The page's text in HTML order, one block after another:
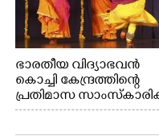
ഭാരതീയ വിദ്യാഭവൻ
കൊച്ചി കേന്ദ്രത്തിന്റെ
പ്രതിമാസ
പരിപാടിയുടെ